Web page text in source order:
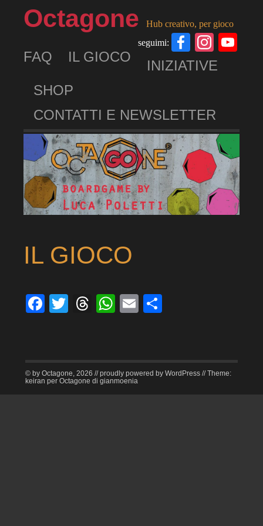
Octagone
Hub creativo, per gioco
seguimi:
Facebook
FAQ IL GIOCO
INIZIATIVE
SHOP
CONTATTI E NEWSLETTER
IL GIOCO
Facebook
TwitterThreads
WhatsApp
Email
© by Octagone, 2026 // proudly powered by WordPress // Theme:
keiran per Octagone di gianmoenia